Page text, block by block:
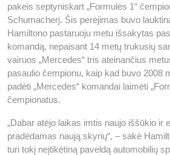
pakeis septyniskart „Formulės 1“
Schumacherį. Šis perėjimas buvo
Hamiltono pastaruoju metu išsakytas
komandą, nepaisant 14 metų trukusių
vairuos „Mercedes“ tris ateinančius
pasaulio čempionu, kaip kad buvo 2008
padėti „Mercedes“ komandai laimėti
čempionatus.
„Dabar atėjo laikas imtis naujo iššūkio ir
pradėdamas naują skyrių“, – sakė
turi tokį neįtikėtiną paveldą automobilių